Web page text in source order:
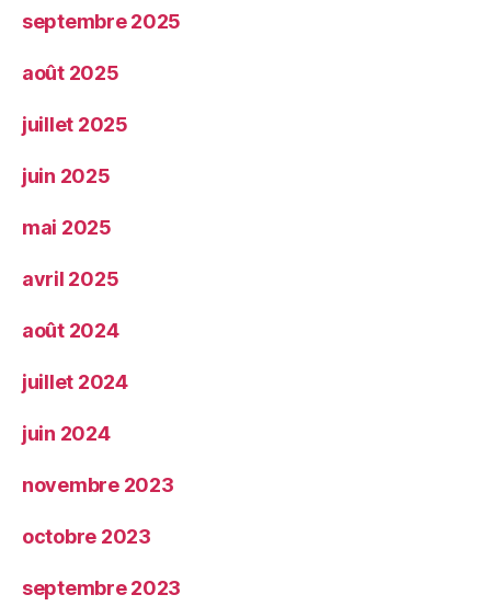
septembre 2025
août 2025
juillet 2025
juin 2025
mai 2025
avril 2025
août 2024
juillet 2024
juin 2024
novembre 2023
octobre 2023
septembre 2023